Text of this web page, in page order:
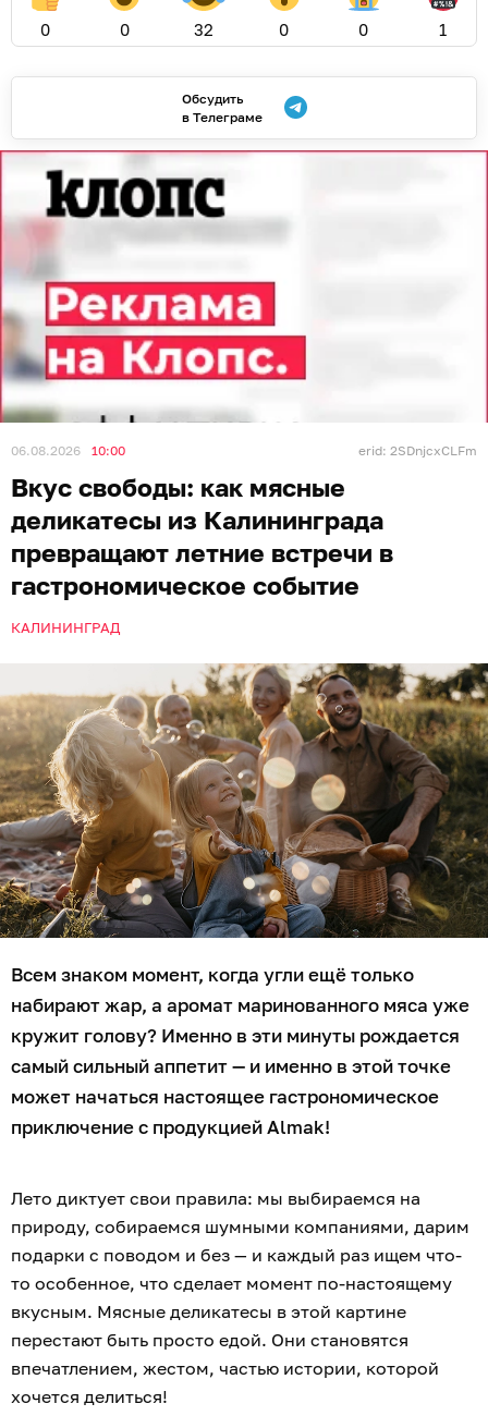
0 0 32 0 0 1
Обсудить
в Телеграме
06.08.2026 10:00 erid: 2SDnjcxCLFm
Вкус свободы: как мясные
деликатесы из Калининграда
превращают летние встречи в
гастрономическое событие
КАЛИНИНГРАД
Всем знаком момент, когда угли ещё только
набирают жар, а аромат маринованного мяса уже
кружит голову? Именно в эти минуты рождается
самый сильный аппетит — и именно в этой точке
может начаться настоящее гастрономическое
приключение с продукцией Almak!
Лето диктует свои правила: мы выбираемся на
природу, собираемся шумными компаниями, дарим
подарки с поводом и без — и каждый раз ищем что-
то особенное, что сделает момент по-настоящему
вкусным. Мясные деликатесы в этой картине
перестают быть просто едой. Они становятся
впечатлением, жестом, частью истории, которой
хочется делиться!